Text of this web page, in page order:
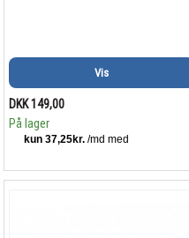
Vis
DKK 149,00
På lager